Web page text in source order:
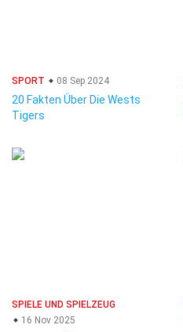
SPORT 08 Sep 2024
20 Fakten Über Die Wests
Tigers
SPIELE UND SPIELZEUG
16 Nov 2025